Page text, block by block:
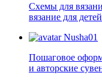
Схемы для
вязание для
Nusha01
Пошаговое
и авторские